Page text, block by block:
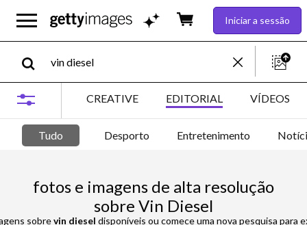
Iniciar a sessão
CREATIVE EDITORIAL VÍDEOS
Tudo Desporto Entretenimento
fotos e imagens de alta resolução
sobre Vin Diesel
sobrevin diesel disponíveis ou comece uma nova pesquisa para